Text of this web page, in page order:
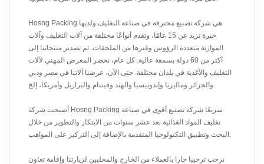
Hosng Packing هي شركة تصنيع محترفة في صناعة التغليف ولديها
خبرة تزيد عن 15 عامًا، وتقدم أنواعًا مختلفة من آلات التغليف وآلات
الموازنة متعددة الرؤوس وغيرها من الملحقات. تم تصدير منتجاتنا إلى
أكثر من 60 دولة بسمعة عالية. كل عام، نحضر المعرض المهني لآلات
التغليف والأغذية في بلدان مختلفة. حتى الآن، عرضنا آلاتنا في مصر ودبي
أصبحت شركة Hosng Packing سريعًا شركة تصنيع أقوى في صناعة
تغليف المواد الغذائية بعد عشر سنوات من الابتكار والتطوير من خلال
نرحب ترحيبا حارا بالعملاء من الخارج والمحليين لزيارتنا وإقامة تعاون